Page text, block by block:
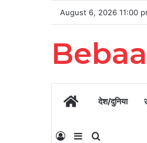
August 6, 2026 11:00
Homeदेश/दुनिया
Log InSidebarSearch for